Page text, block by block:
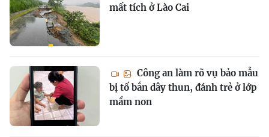
mất tích ở Lào Cai
Công an làm rõ vụ bảo mẫu
bị tố bắn dây thun, đánh trẻ ở lớp
mầm non